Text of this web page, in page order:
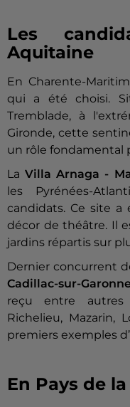
Les
Aquitaine
En Charente-
qui a été choisi.
Tremblade, à
Gironde, cette
un rôle fondamental
LaVilla Arnaga -
les Pyrénées-
candidats. Ce site a
décor de théâtre. Il
jardins répartis sur
Dernier concurrent
Cadillac-sur-
reçu entre autres
Richelieu, Mazarin,
premiers exemples
En Pays de